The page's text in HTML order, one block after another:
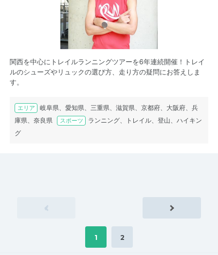
関西を中心にトレイルランニングツアーを6年連続開催！トレイ
ルのシューズやリュックの選び方、走り方の疑問にお答えしま
す。
エリア
岐阜県、愛知県、三重県、滋賀県、京都府、大阪府、兵
庫県、奈良県
スポーツ
ランニング、トレイル、登山、ハイキン
グ
«
1 2